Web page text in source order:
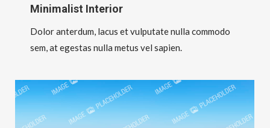
Minimalist Interior
Dolor anterdum, lacus et vulputate nulla commodo
sem, at egestas nulla metus vel sapien.